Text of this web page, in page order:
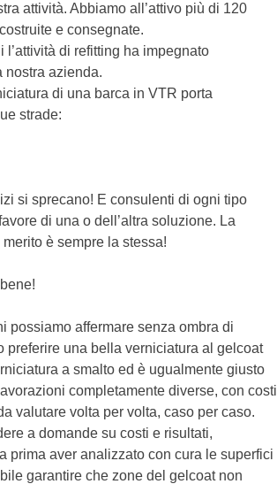
attività. Abbiamo all’attivo più di 120
e consegnate.
l’attività di refitting ha impegnato
nostra azienda.
di una barca in VTR porta
strade:
si sprecano! E consulenti di ogni tipo
di una o dell’altra soluzione. La
è sempre la stessa!
possiamo affermare senza ombra di
preferire una bella verniciatura al gelcoat
a smalto ed è ugualmente giusto
completamente diverse, con costi
valutare volta per volta, caso per caso.
a domande su costi e risultati,
prima aver analizzato con cura le superfici
garantire che zone del gelcoat non